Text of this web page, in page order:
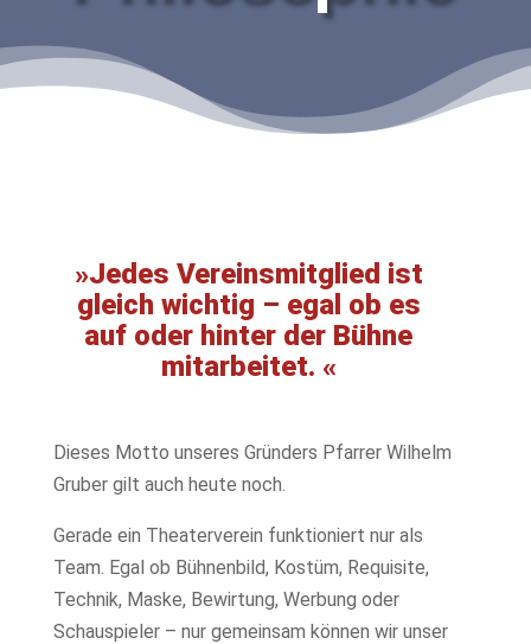
»Jedes Vereinsmitglied ist
gleich wichtig – egal ob es
auf oder hinter der Bühne
mitarbeitet. «
Dieses Motto unseres Gründers Pfarrer Wilhelm
Gruber gilt auch heute noch.
Gerade ein Theaterverein funktioniert nur als
Team. Egal ob Bühnenbild, Kostüm, Requisite,
Technik, Maske, Bewirtung, Werbung oder
Schauspieler – nur gemeinsam können wir unser